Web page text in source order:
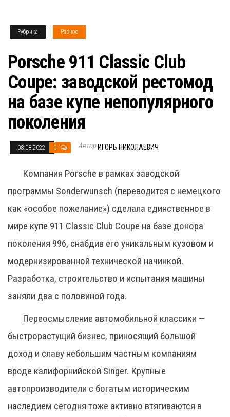
Рубрика Разное
Porsche 911 Classic Club
Coupe: заводской рестомод
на базе купе непопулярного
поколения
08.08.2022 0 Автор ИГОРЬ НИКОЛАЕВИЧ
Компания Porsche в рамках заводской
программы Sonderwunsch (переводится с немецкого
как «особое пожелание») сделала единственное в
мире купе 911 Classic Club Coupe на базе донора
поколения 996, снабдив его уникальным кузовом и
модернизированной технической начинкой.
Разработка, строительство и испытания машины
заняли два с половиной года.
Переосмысление автомобильной классики —
быстрорастущий бизнес, приносящий большой
доход и славу небольшим частным компаниям
вроде калифорнийской Singer. Крупные
автопроизводители с богатым историческим
наследием сегодня тоже активно втягиваются в